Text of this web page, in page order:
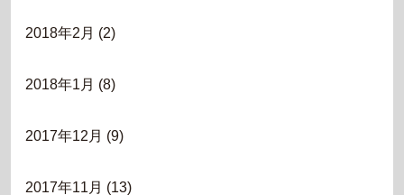
2018年2月 (2)
2018年1月 (8)
2017年12月 (9)
2017年11月 (13)